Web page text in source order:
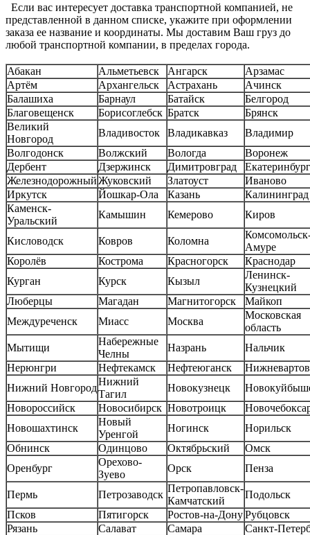
Если вас интересует доставка транспортной компанией, не
представленной в данном списке, укажите при оформлении
заказа ее название и координаты. Мы доставим Ваш груз до
любой транспортной компании, в пределах города.
Абакан Альметьевск Ангарск
Арзамас
Артём
Архангельск Астрахань
Ачинск
Балашиха
Барнаул Батайск
Белгород
Благовещенск
Борисоглебск Братск
Брянск
Великий
Новгород
Владивосток Владикавказ
Владимир
Волгодонск
Волжский Вологда
Воронеж
Дербент
Дзержинск Димитровград
Екатеринбург
ЖелезнодорожныйЖуковский Златоуст
Иваново
Иркутск
Йошкар-Ола Казань
Калининград
Каменск-
Уральский
Камышин Кемерово Киров
Кисловодск Ковров Коломна
Амуре
Королёв
Кострома Красногорск
Краснодар
Курган
Курск Кызыл
Ленинск-
Кузнецкий
Люберцы
Магадан Магнитогорск
Майкоп
Междуреченск
Миасс Москва
Московская
область
Мытищи
Набережные
Челны
Назрань
Нальчик
Нерюнгри
Нефтекамск Нефтеюганск
Нижний Новгород
Нижний
Тагил
Новокузнецк
Новороссийск
Новосибирск Новотроицк
Новошахтинск
Новый
Уренгой
Ногинск
Норильск
Обнинск
Одинцово Октябрьский
Омск
Оренбург
Орехово-
Зуево
Орск Пенза
Пермь Петрозаводск
Петропавловск-
Камчатский
Подольск
Псков
Пятигорск Ростов-на-ДонуРубцовск
Рязань
Салават Самара
Санкт-